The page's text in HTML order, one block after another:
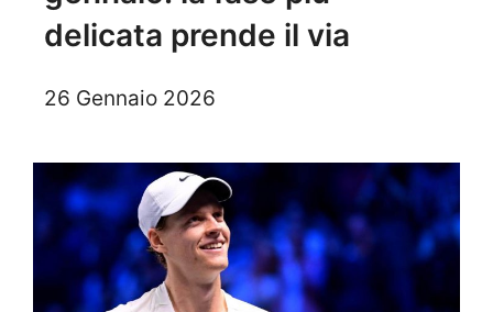
delicata prende il via
26 Gennaio 2026